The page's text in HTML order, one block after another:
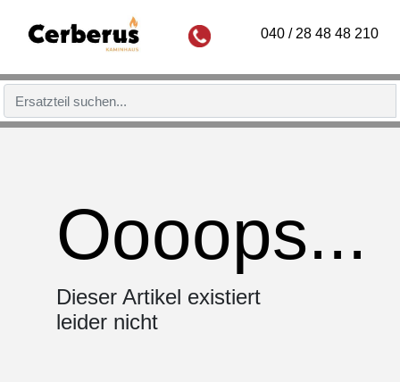
040 / 28 48 48 210
Oooops...
Dieser Artikel existiert
leider nicht